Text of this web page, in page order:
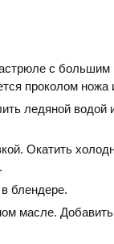
с большим
проколом ножа
ледяной водой
Окатить
блендере.
масле.